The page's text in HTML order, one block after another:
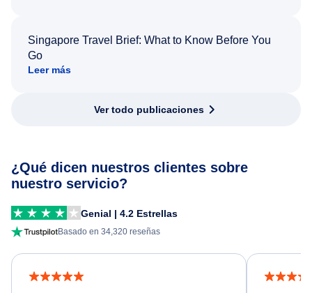
Singapore Travel Brief: What to Know Before You
Go
Leer más
Ver todo publicaciones
¿Qué dicen nuestros clientes sobre
nuestro servicio?
Genial | 4.2 Estrellas
Basado en 34,320 reseñas